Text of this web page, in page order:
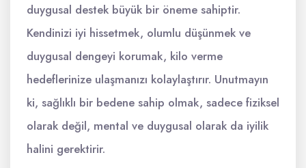
duygusal destek büyük bir öneme sahiptir.
Kendinizi iyi hissetmek, olumlu düşünmek ve
duygusal dengeyi korumak, kilo verme
hedeflerinize ulaşmanızı kolaylaştırır. Unutmayın
ki, sağlıklı bir bedene sahip olmak, sadece fiziksel
olarak değil, mental ve duygusal olarak da iyilik
halini gerektirir.